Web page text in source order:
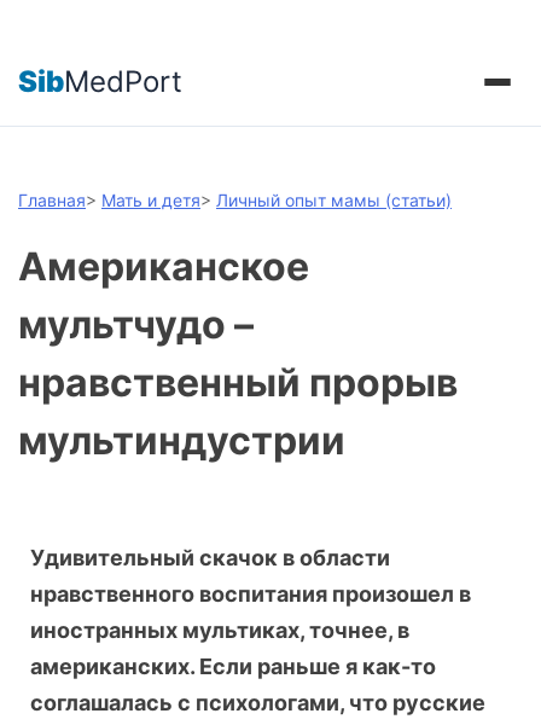
SibMedPort
Главная> Мать и детя> Личный опыт мамы (статьи)
Американское
мультчудо –
нравственный прорыв
мультиндустрии
Удивительный скачок в области
нравственного воспитания произошел в
иностранных мультиках, точнее, в
американских. Если раньше я как-то
соглашалась с психологами, что русские